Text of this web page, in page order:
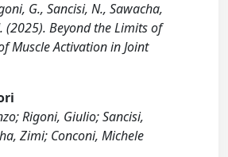
G., Sancisi, N., Sawacha,
(2025). Beyond the Limits of
Muscle Activation in Joint
Rigoni, Giulio; Sancisi,
Zimi; Conconi, Michele